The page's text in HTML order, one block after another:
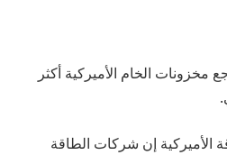
مخزونات الخام الأميركية أكثر
الأميركية إن شركات الطاقة